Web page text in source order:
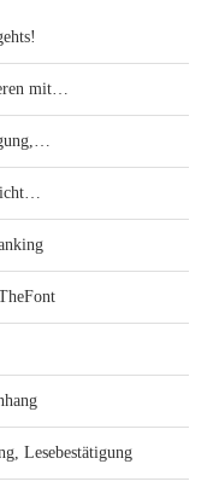
mit…
Lesebestätigung